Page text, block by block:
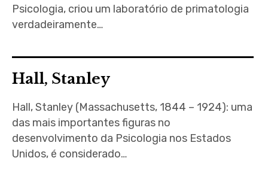
Psicologia, criou um laboratório de primatologia
verdadeiramente…
Hall, Stanley
Hall, Stanley (Massachusetts, 1844 – 1924): uma
das mais importantes figuras no
desenvolvimento da Psicologia nos Estados
Unidos, é considerado…